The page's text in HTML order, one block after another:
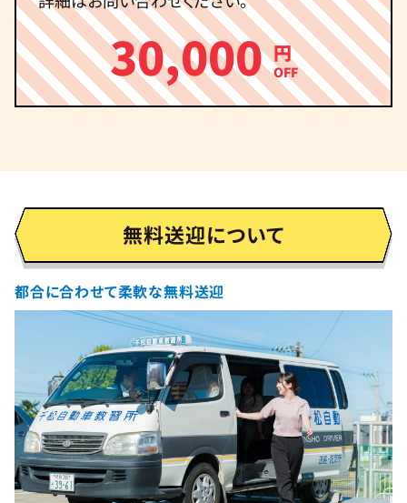
30,000 円
OFF
無料送迎について
都合に合わせて柔軟な無料送迎